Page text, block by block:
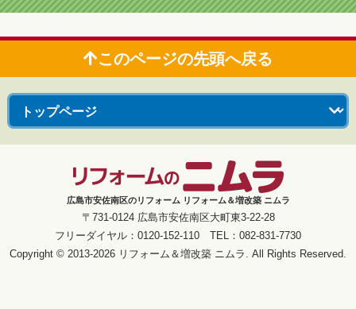
このページの先頭へ戻る
広島市安佐南区のリフォーム リフォーム＆増改築 ニムラ
〒731-0124 広島市安佐南区大町東3-22-28
フリーダイヤル：0120-152-110 TEL：082-831-7730
Copyright © 2013-2026 リフォーム＆増改築 ニムラ. All Rights Reserved.